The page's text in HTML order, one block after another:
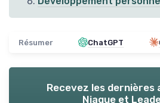
Résumer ChatGPT
Recevez les dernières
Niaque et